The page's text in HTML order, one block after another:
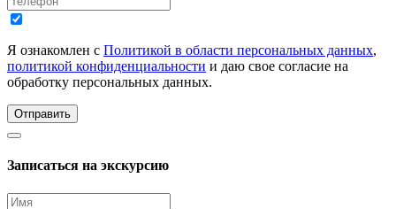
Я ознакомлен с Политикой в области персональных данных,
политикой конфиденциальности и даю свое согласие на
обработку персональных данных.
Отправить
Записаться на экскурсию